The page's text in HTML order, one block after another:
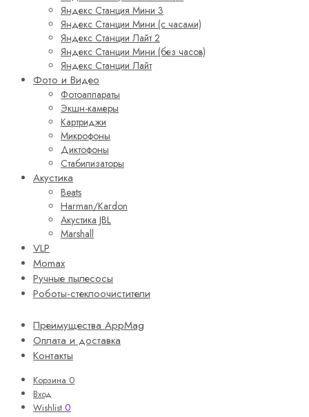
Яндекс Станция Мини 3
Яндекс Станции Мини (с часами)
Яндекс Станции Лайт 2
Яндекс Станции Мини (без часов)
Яндекс Станции Лайт
Фото и Видео
Фотоаппараты
Экшн-камеры
Картриджи
Микрофоны
Диктофоны
Стабилизаторы
Акустика
Beats
Harman/Kardon
Акустика JBL
Marshall
VLP
Momax
Ручные пылесосы
Роботы-стеклоочистители
Преимущества AppMag
Оплата и доставка
Контакты
Корзина 0
Вход
Wishlist 0